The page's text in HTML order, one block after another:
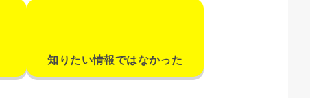
知りたい情報ではなかった